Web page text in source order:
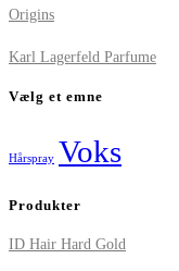
Origins
Karl Lagerfeld Parfume
Vælg et emne
Hårspray Voks
Produkter
ID Hair Hard Gold